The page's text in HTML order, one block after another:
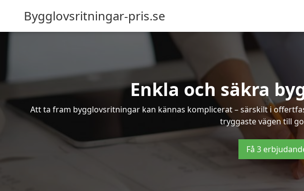
Bygglovsritningar-pris.se
Enkla och säkra
Att ta fram bygglovsritningar kan kännas komplicerat – särskilt i
tryggaste vägen till
Få 3